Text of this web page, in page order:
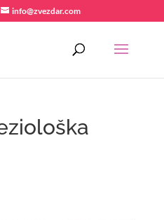
info@zvezdar.com